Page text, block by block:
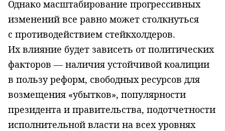
Однако масштабирование прогрессивных
изменений все равно может столкнуться
с противодействием стейкхолдеров.
Их влияние будет зависеть от политических
факторов — наличия устойчивой коалиции
в пользу реформ, свободных ресурсов для
возмещения «убытков», популярности
президента и правительства, подотчетности
исполнительной власти на всех уровнях